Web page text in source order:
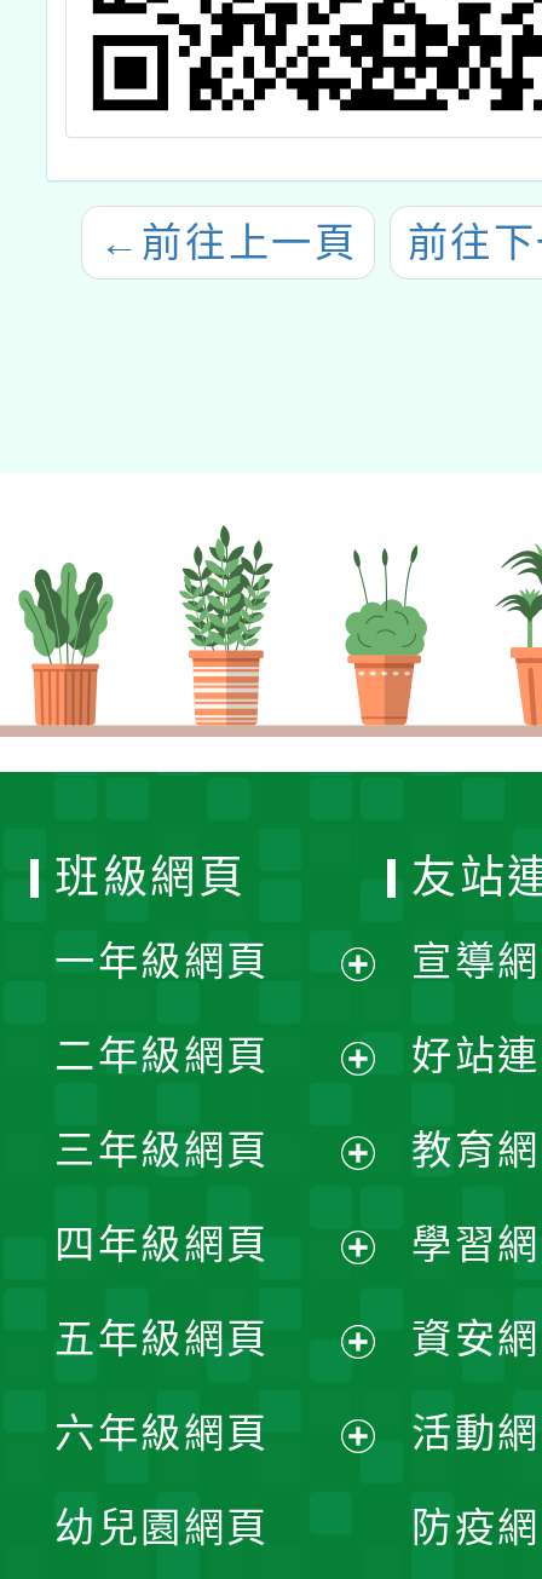
← 前往上一頁 前往
班級網頁
一年級網頁
開
選
單
二年級網頁
開
選
單
三年級網頁
開
選
單
四年級網頁
開
選
五年級網頁
開
六年級網頁
幼兒園網頁
友站
宣導
好站
教育
學習
資安
活動
防疫